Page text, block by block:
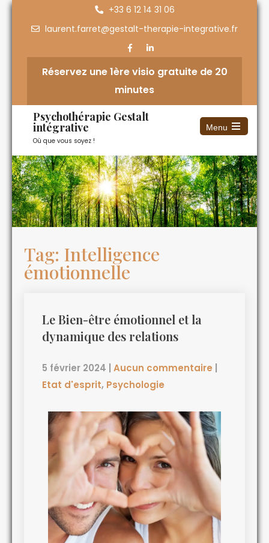
+33 6 12 14 31 06
laurent.farret@gestalt-therapie-integrative.fr
Réservez une 1ère visio gratuite de 20
minutes
Psychothérapie Gestalt
intégrative
Où que vous soyez !
Menu
Tag: Intelligence
émotionnelle
Le Bien-être émotionnel et la
dynamique des relations
5 février 2024 Aucun commentaire
Etat d'esprit, Psychologie